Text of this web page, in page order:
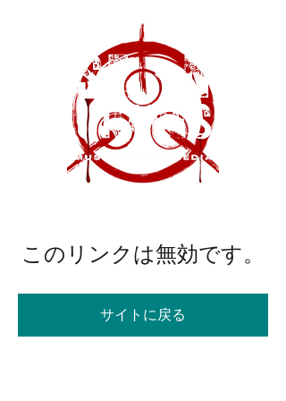
このリンクは無効です。
サイトに戻る